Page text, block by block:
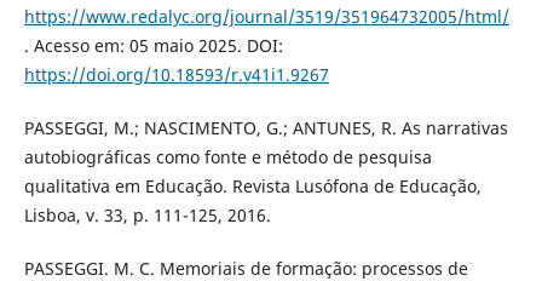
https://www.redalyc.org/journal/3519/351964732005/html/
. Acesso em: 05 maio 2025. DOI:
https://doi.org/10.18593/r.v41i1.9267
PASSEGGI, M.; NASCIMENTO, G.; ANTUNES, R. As narrativas
autobiográficas como fonte e método de pesquisa
qualitativa em Educação. Revista Lusófona de Educação,
Lisboa, v. 33, p. 111-125, 2016.
PASSEGGI. M. C. Memoriais de formação: processos de